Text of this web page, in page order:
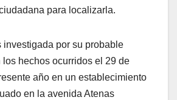
para localizarla.
investigada por su probable
hechos ocurridos el 29 de
año en un establecimiento
en la avenida Atenas